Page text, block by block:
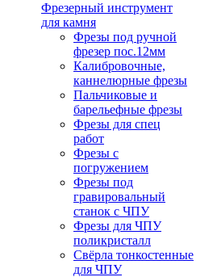
Фрезерный инструмент
для камня
Фрезы под ручной
фрезер пос.12мм
Калибровочные,
каннелюрные фрезы
Пальчиковые и
барельефные фрезы
Фрезы для спец
работ
Фрезы с
погружением
Фрезы под
гравировальный
станок с ЧПУ
Фрезы для ЧПУ
поликристалл
Свёрла тонкостенные
для ЧПУ